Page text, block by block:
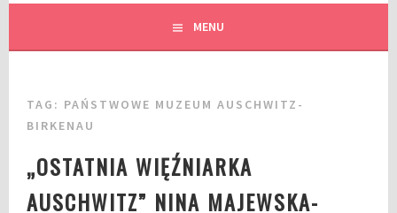
MENU
TAG: PAŃSTWOWE MUZEUM AUSCHWITZ-
BIRKENAU
„OSTATNIA WIĘŹNIARKA
AUSCHWITZ” NINA MAJEWSKA-